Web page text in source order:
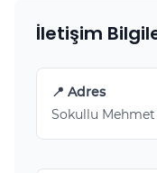
İletişim
📍 Adres
Sokullu Mehmet